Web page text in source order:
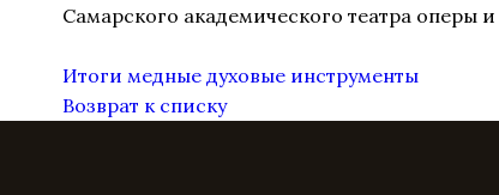
Самарского академического театра оперы
Итоги медные духовые инструменты
Возврат к списку